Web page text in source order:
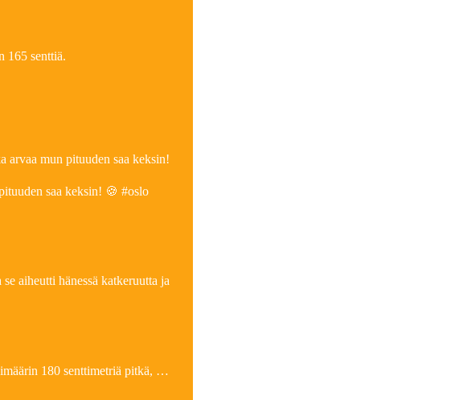
165 senttiä.
mun pituuden saa keksin!
saa keksin! 🍪 #oslo
aiheutti hänessä katkeruutta ja
180 senttimetriä pitkä, …